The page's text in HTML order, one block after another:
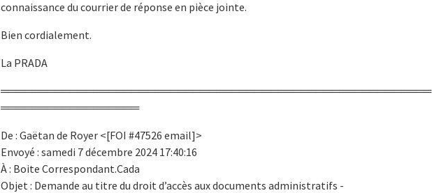
connaissance du courrier de réponse en pièce jointe.
Bien cordialement.
La PRADA
════════════════════════════════════════════════════════
══════════════════
De : Gaëtan de Royer <[FOI #47526 email]>
Envoyé : samedi 7 décembre 2024 17:40:16
À : Boite Correspondant.Cada
Objet : Demande au titre du droit d’accès aux documents administratifs -